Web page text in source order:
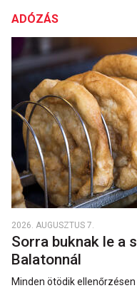
ADÓZÁS
2026. AUGUSZTUS 7.
Sorra buknak le a
Balatonnál
Minden ötödik